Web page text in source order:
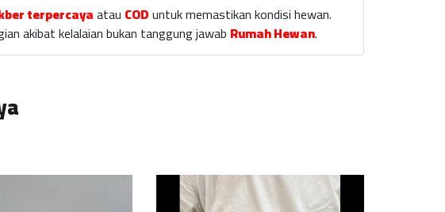
terpercayaatau CODuntuk memastikan kondisi hewan.
akibat kelalaian bukan tanggung jawab Rumah Hewan.